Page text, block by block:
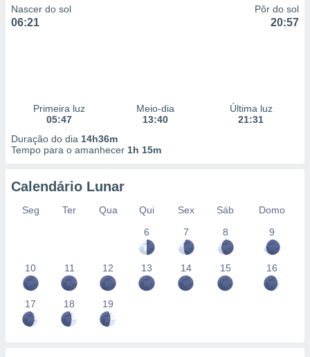
Nascer do sol
06:21
Pôr do sol
20:57
Primeira luz
05:47
Meio-dia
13:40
Última luz
21:31
Duração do dia 14h36m
Tempo para o amanhecer 1h 15m
Calendário Lunar
Seg Ter Qua Qui Sex Sáb
Domo
6
7 8 9
10 11 12 13 14 15 16
17 18 19